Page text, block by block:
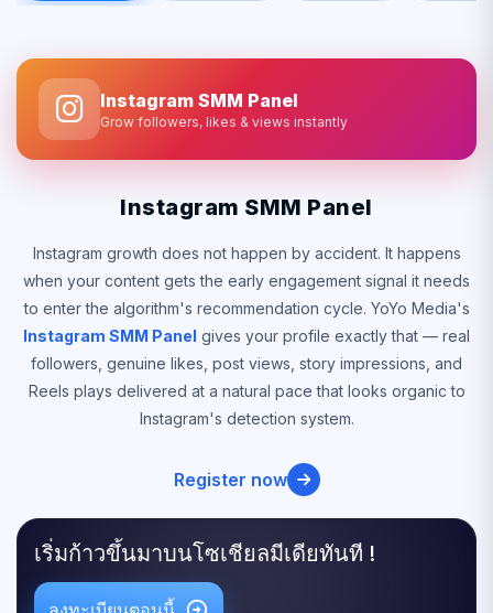
Instagram SMM Panel
Grow followers, likes & views instantly
Instagram SMM Panel
Instagram growth does not happen by accident. It happens
when your content gets the early engagement signal it needs
to enter the algorithm's recommendation cycle. YoYo Media's
Instagram SMM Panel gives your profile exactly that — real
followers, genuine likes, post views, story impressions, and
Reels plays delivered at a natural pace that looks organic to
Instagram's detection system.
Register now
เริ่มก้าวขึ้นมาบนโซเชียลมีเดียทันที !